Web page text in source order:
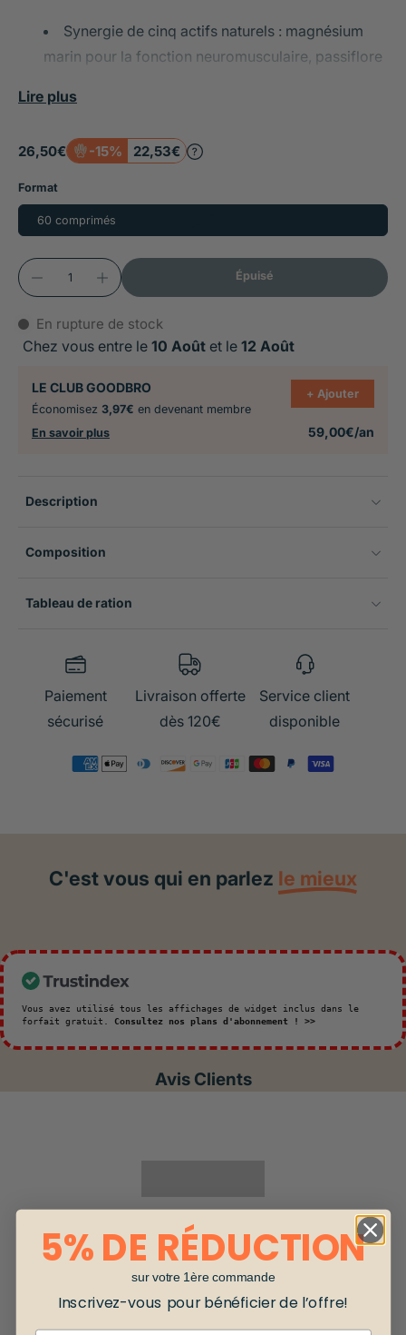
Synergie de cinq actifs naturels : magnésium
marin pour la fonction neuromusculaire, passiflore
griffonia stimulant la production de sérotonine
Apaise le stress de séparation, les voyages, les
feux d'artifice et les changements
d'environnement, améliore la concentration
pendant l'éducation, réduit l'hyperactivité sans
sédation excessive
Cure minimum de deux mois, comprimés
sécables aromatisés au foie, convient aux chiens et
aux chats, contre-indiqué chez la chienne ou
Lire plus
26,50€ -15% 22,53€
Format
60 comprimés
Épuisé
En rupture de stock
Chez vous entre le 10 Août et le 12 Août
LE CLUB GOODBRO
Économisez 3,97€ en devenant membre
En savoir plus
+ Ajouter
59,00€/an
Description
Composition
Tableau de ration
Paiement
sécurisé
Livraison offerte
dès 120€
Service client
disponible
C'est vous qui en parlez le mieux
Vous avez utilisé tous les affichages de widget inclus dans le
forfait gratuit. Consultez nos plans d'abonnement ! >>
Avis Clients
5% DE RÉDUCTION
sur votre 1ère commande
Inscrivez-vous pour bénéficier de l’offre!